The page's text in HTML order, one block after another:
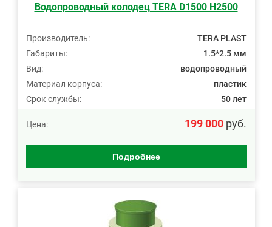
Водопроводный колодец TERA D1500 H2500
Производитель:
TERA PLAST
Габариты:
1.5*2.5 мм
Вид:
водопроводный
Материал корпуса:
пластик
Срок службы:
50 лет
Цена: 199 000руб.
Подробнее